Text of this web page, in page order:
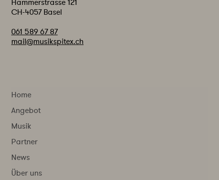
CH-4057 Basel
061 589 67 87
mail@musikspitex.ch
Home
Angebot
Musik
Partner
News
Über uns